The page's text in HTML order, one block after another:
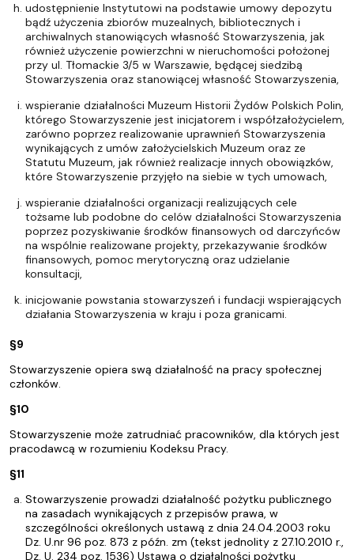
udostępnienie Instytutowi na podstawie umowy depozytu
bądź użyczenia zbiorów muzealnych, bibliotecznych i
archiwalnych stanowiących własność Stowarzyszenia, jak
również użyczenie powierzchni w nieruchomości położonej
przy ul. Tłomackie 3/5 w Warszawie, będącej siedzibą
Stowarzyszenia oraz stanowiącej własność Stowarzyszenia,
wspieranie działalności Muzeum Historii Żydów Polskich Polin,
którego Stowarzyszenie jest inicjatorem i współzałożycielem,
zarówno poprzez realizowanie uprawnień Stowarzyszenia
wynikających z umów założycielskich Muzeum oraz ze
Statutu Muzeum, jak również realizacje innych obowiązków,
które Stowarzyszenie przyjęło na siebie w tych umowach,
wspieranie działalności organizacji realizujących cele
tożsame lub podobne do celów działalności Stowarzyszenia
poprzez pozyskiwanie środków finansowych od darczyńców
na wspólnie realizowane projekty, przekazywanie środków
finansowych, pomoc merytoryczną oraz udzielanie
konsultacji,
inicjowanie powstania stowarzyszeń i fundacji wspierających
działania Stowarzyszenia w kraju i poza granicami.
§9
Stowarzyszenie opiera swą działalność na pracy społecznej
członków.
§10
Stowarzyszenie może zatrudniać pracowników, dla których jest
pracodawcą w rozumieniu Kodeksu Pracy.
§11
Stowarzyszenie prowadzi działalność pożytku publicznego
na zasadach wynikających z przepisów prawa, w
szczególności określonych ustawą z dnia 24.04.2003 roku
Dz. U.nr 96 poz. 873 z późn. zm (tekst jednolity z 27.10.2010 r.,
Dz. U. 234 poz. 1536) Ustawa o działalności pożytku